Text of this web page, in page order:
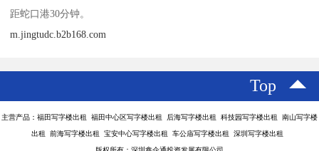
距蛇口港30分钟。
m.jingtudc.b2b168.com
Top
主营产品：福田写字楼出租 福田中心区写字楼出租 后海写字楼出租 科技园写字楼出租 南山写字楼
出租 前海写字楼出租 宝安中心写字楼出租 车公庙写字楼出租 深圳写字楼出租